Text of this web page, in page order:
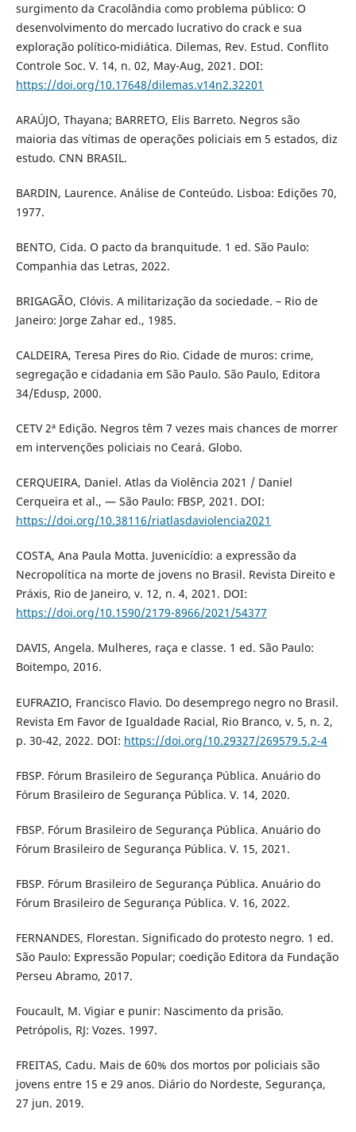
surgimento da Cracolândia como problema público: O
desenvolvimento do mercado lucrativo do crack e sua
exploração político-midiática. Dilemas, Rev. Estud. Conflito
Controle Soc. V. 14, n. 02, May-Aug, 2021. DOI:
https://doi.org/10.17648/dilemas.v14n2.32201
ARAÚJO, Thayana; BARRETO, Elis Barreto. Negros são
maioria das vítimas de operações policiais em 5 estados, diz
estudo. CNN BRASIL.
BARDIN, Laurence. Análise de Conteúdo. Lisboa: Edições 70,
1977.
BENTO, Cida. O pacto da branquitude. 1 ed. São Paulo:
Companhia das Letras, 2022.
BRIGAGÃO, Clóvis. A militarização da sociedade. – Rio de
Janeiro: Jorge Zahar ed., 1985.
CALDEIRA, Teresa Pires do Rio. Cidade de muros: crime,
segregação e cidadania em São Paulo. São Paulo, Editora
34/Edusp, 2000.
CETV 2ª Edição. Negros têm 7 vezes mais chances de morrer
em intervenções policiais no Ceará. Globo.
CERQUEIRA, Daniel. Atlas da Violência 2021 / Daniel
Cerqueira et al., — São Paulo: FBSP, 2021. DOI:
https://doi.org/10.38116/riatlasdaviolencia2021
COSTA, Ana Paula Motta. Juvenicídio: a expressão da
Necropolítica na morte de jovens no Brasil. Revista Direito e
Práxis, Rio de Janeiro, v. 12, n. 4, 2021. DOI:
https://doi.org/10.1590/2179-8966/2021/54377
DAVIS, Angela. Mulheres, raça e classe. 1 ed. São Paulo:
Boitempo, 2016.
EUFRAZIO, Francisco Flavio. Do desemprego negro no Brasil.
Revista Em Favor de Igualdade Racial, Rio Branco, v. 5, n. 2,
p. 30-42, 2022. DOI: https://doi.org/10.29327/269579.5.2-4
FBSP. Fórum Brasileiro de Segurança Pública. Anuário do
Fórum Brasileiro de Segurança Pública. V. 14, 2020.
FBSP. Fórum Brasileiro de Segurança Pública. Anuário do
Fórum Brasileiro de Segurança Pública. V. 15, 2021.
FBSP. Fórum Brasileiro de Segurança Pública. Anuário do
Fórum Brasileiro de Segurança Pública. V. 16, 2022.
FERNANDES, Florestan. Significado do protesto negro. 1 ed.
São Paulo: Expressão Popular; coedição Editora da Fundação
Perseu Abramo, 2017.
Foucault, M. Vigiar e punir: Nascimento da prisão.
Petrópolis, RJ: Vozes. 1997.
FREITAS, Cadu. Mais de 60% dos mortos por policiais são
jovens entre 15 e 29 anos. Diário do Nordeste, Segurança,
27 jun. 2019.